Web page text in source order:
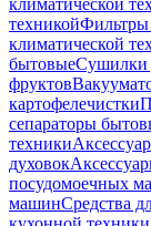
климатической
техникойФильтры
климатической
бытовыеСушилки
фруктов
картофелечистки
сепараторы
техники
духовок
посудомоечных
машинСредства